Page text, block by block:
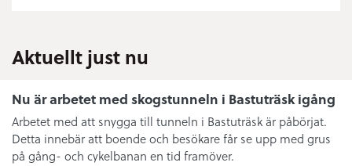
Aktuellt just nu
Nu är arbetet med skogstunneln i Bastuträsk igång
Arbetet med att snygga till tunneln i Bastuträsk är påbörjat.
Detta innebär att boende och besökare får se upp med grus
på gång- och cykelbanan en tid framöver.